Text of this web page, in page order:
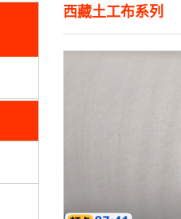
西藏土工布系列